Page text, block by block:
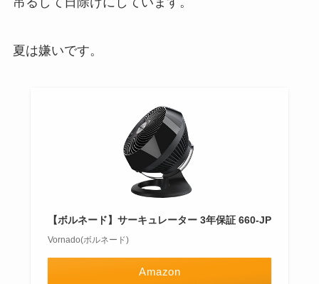
夏は嫌いです。
【ボルネード】サーキュレーター 3年保証 660-JP
Vornado(ボルネード)
Amazon